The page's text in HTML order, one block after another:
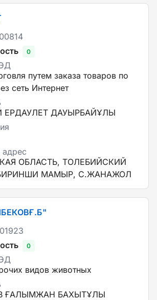
0
путем заказа товаров по
сеть Интернет
ДАУЫРБАЙҰЛЫ
ОБЛАСТЬ, ТОЛЕБИЙСКИЙ
МАМЫР, С.ЖАНАЖОЛ
0
видов животных
ҒАЛЫМЖАН БАХЫТҰЛЫ